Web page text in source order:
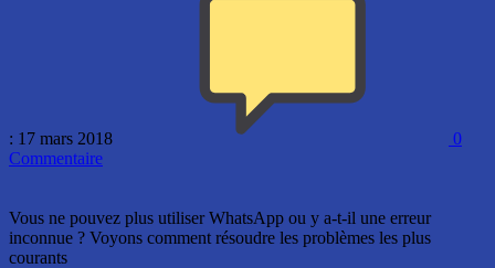
: 17 mars 2018
0
Commentaire
Vous ne pouvez plus utiliser WhatsApp ou y a-t-il une erreur
inconnue ? Voyons comment résoudre les problèmes les plus
courants